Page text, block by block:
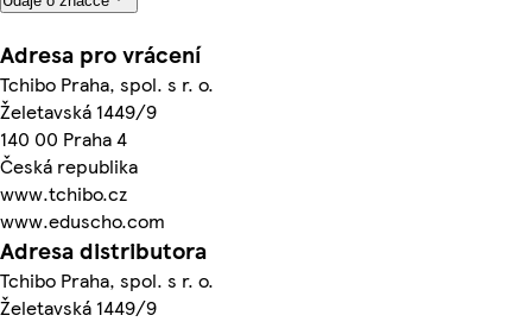
Adresa pro vrácení
Tchibo Praha, spol. s r. o.
Želetavská 1449/9
140 00 Praha 4
Česká republika
www.tchibo.cz
www.eduscho.com
Adresa distributora
Tchibo Praha, spol. s r. o.
Želetavská 1449/9